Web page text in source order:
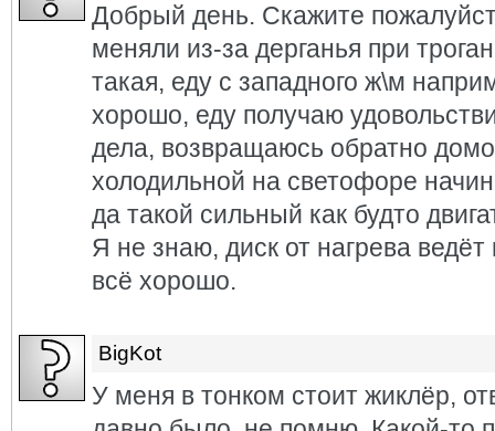
Добрый день. Скажите
меняли из-за дерганья при
такая, еду с западного ж\м
хорошо, еду получаю
дела, возвращаюсь обратно
холодильной на светофоре
да такой сильный как будто
Я не знаю, диск от нагрева
всё хорошо.
BigKot
У меня в тонком стоит жиклёр,